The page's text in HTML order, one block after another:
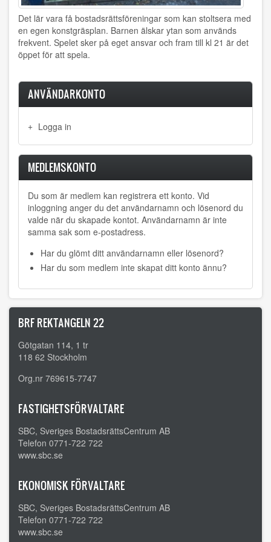
Det lär vara få bostadsrättsföreningar som kan stoltsera med
en egen konstgräsplan. Barnen älskar ytan som används
frekvent. Spelet sker på eget ansvar och fram till kl 21 är det
öppet för att spela.
ANVÄNDARKONTO
Logga in
MEDLEMSKONTO
Du som är medlem kan registrera ett konto. Vid
inloggning anger du det användarnamn och lösenord du
valde när du skapade kontot. Användarnamn är inte
samma sak som e-postadress.
Har du glömt ditt användarnamn eller lösenord?
Har du som medlem inte skapat ditt konto ännu?
BRF REKTANGELN 22
Götgatan 114, 1 tr
118 62 Stockholm
Org.nr 769615-7747
FASTIGHETSFÖRVALTARE
SBC, Sveriges BostadsrättsCentrum AB
Telefon 0771-722 722
www.sbc.se
EKONOMISK FÖRVALTARE
SBC, Sveriges BostadsrättsCentrum AB
Telefon 0771-722 722
www.sbc.se